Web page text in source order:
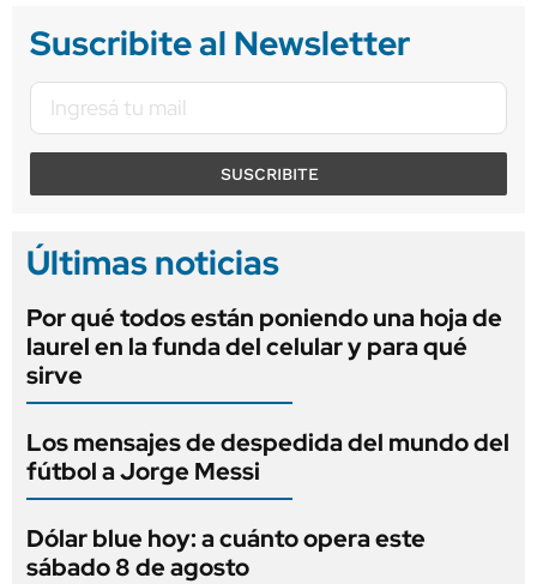
Suscribite al Newsletter
SUSCRIBITE
Últimas noticias
Por qué todos están poniendo una hoja de
laurel en la funda del celular y para qué
sirve
Los mensajes de despedida del mundo del
fútbol a Jorge Messi
Dólar blue hoy: a cuánto opera este
sábado 8 de agosto